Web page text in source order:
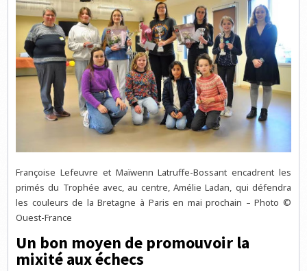
Françoise Lefeuvre et Maïwenn Latruffe-Bossant encadrent les
primés du Trophée avec, au centre, Amélie Ladan, qui défendra
les couleurs de la Bretagne à Paris en mai prochain – Photo ©
Ouest-France
Un bon moyen de promouvoir la
mixité aux échecs